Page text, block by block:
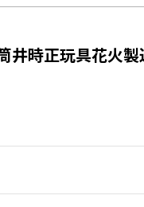
筒井時正玩具花火